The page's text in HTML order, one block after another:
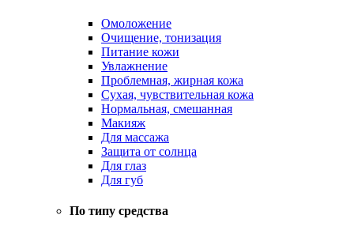
Омоложение
Очищение, тонизация
Питание кожи
Увлажнение
Проблемная, жирная кожа
Сухая, чувствительная кожа
Нормальная, смешанная
Макияж
Для массажа
Защита от солнца
Для глаз
Для губ
По типу средства